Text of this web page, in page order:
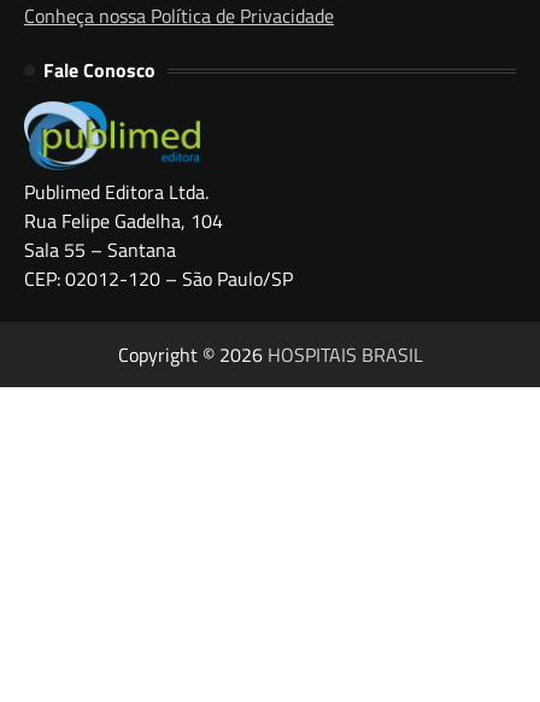
Conheça nossa Política de Privacidade
Fale Conosco
Publimed Editora Ltda.
Rua Felipe Gadelha, 104
Sala 55 – Santana
CEP: 02012-120 – São Paulo/SP
Copyright © 2026 HOSPITAIS BRASIL